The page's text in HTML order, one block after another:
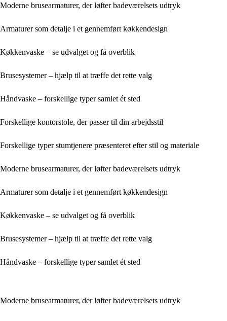
Moderne brusearmaturer, der løfter badeværelsets udtryk
Armaturer som detalje i et gennemført køkkendesign
Køkkenvaske – se udvalget og få overblik
Brusesystemer – hjælp til at træffe det rette valg
Håndvaske – forskellige typer samlet ét sted
Forskellige kontorstole, der passer til din arbejdsstil
Forskellige typer stumtjenere præsenteret efter stil og materiale
Moderne brusearmaturer, der løfter badeværelsets udtryk
Armaturer som detalje i et gennemført køkkendesign
Køkkenvaske – se udvalget og få overblik
Brusesystemer – hjælp til at træffe det rette valg
Håndvaske – forskellige typer samlet ét sted
Moderne brusearmaturer, der løfter badeværelsets udtryk